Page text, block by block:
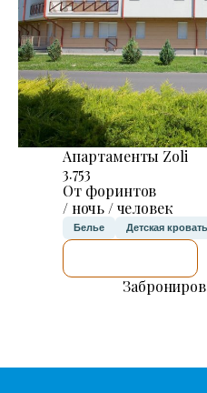
Апартаменты Zoli
3.753
От форинтов
/ ночь / человек
Белье Детская кровать